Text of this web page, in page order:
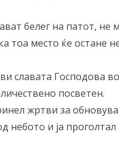
белег на патот, не
тоа место ќе остане
славата Господова
посветен.
жртви за
небото и ја